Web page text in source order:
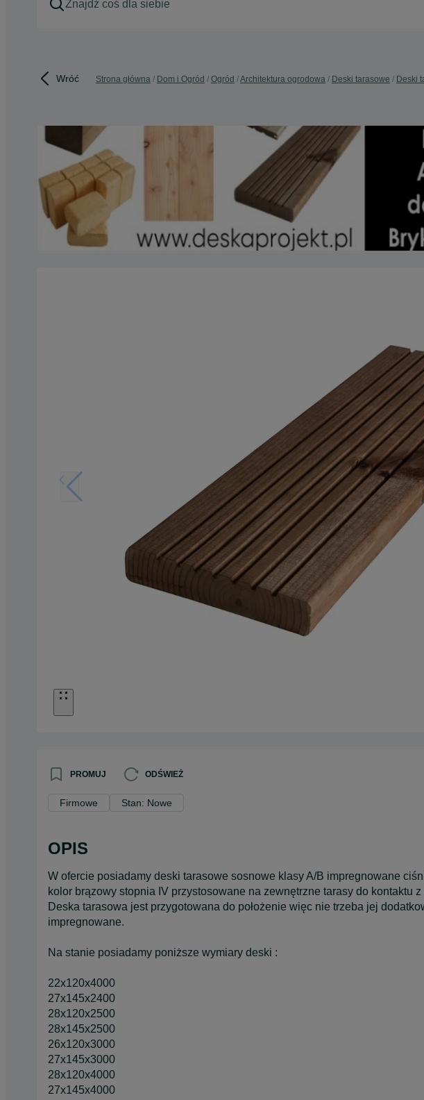
Wróć Strona główna Dom i Ogród Ogród Architektura ogrodowa Deski tarasowe Deski
PROMUJ ODŚWIEŻ
Firmowe Stan: Nowe
OPIS
W ofercie posiadamy deski tarasowe sosnowe klasy A/B impregnowane
kolor brązowy stopnia IV przystosowane na zewnętrzne tarasy do kontaktu z
Deska tarasowa jest przygotowana do położenie więc nie trzeba jej
impregnowane.
Na stanie posiadamy poniższe wymiary deski :
22x120x4000
27x145x2400
28x120x2500
28x145x2500
26x120x3000
27x145x3000
28x120x4000
27x145x4000